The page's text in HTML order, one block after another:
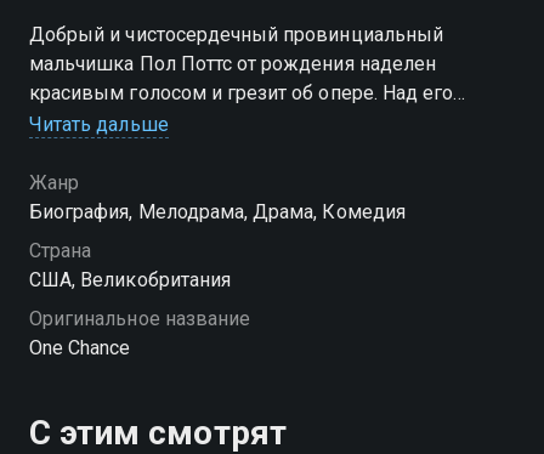
Добрый и чистосердечный провинциальный
мальчишка Пол Поттс от рождения наделен
красивым голосом и грезит об опере. Над его
мечтой смеется все окружение, сомнения и неудачи
судьба идет к нему навстречу…
Читать дальше
Жанр
Биография, Мелодрама, Драма, Комедия
Страна
США, Великобритания
Оригинальное название
One Chance
С этим смотрят